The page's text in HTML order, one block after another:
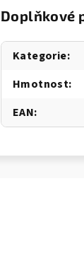
Doplňkové
Kategorie:
Hmotnost:
EAN: